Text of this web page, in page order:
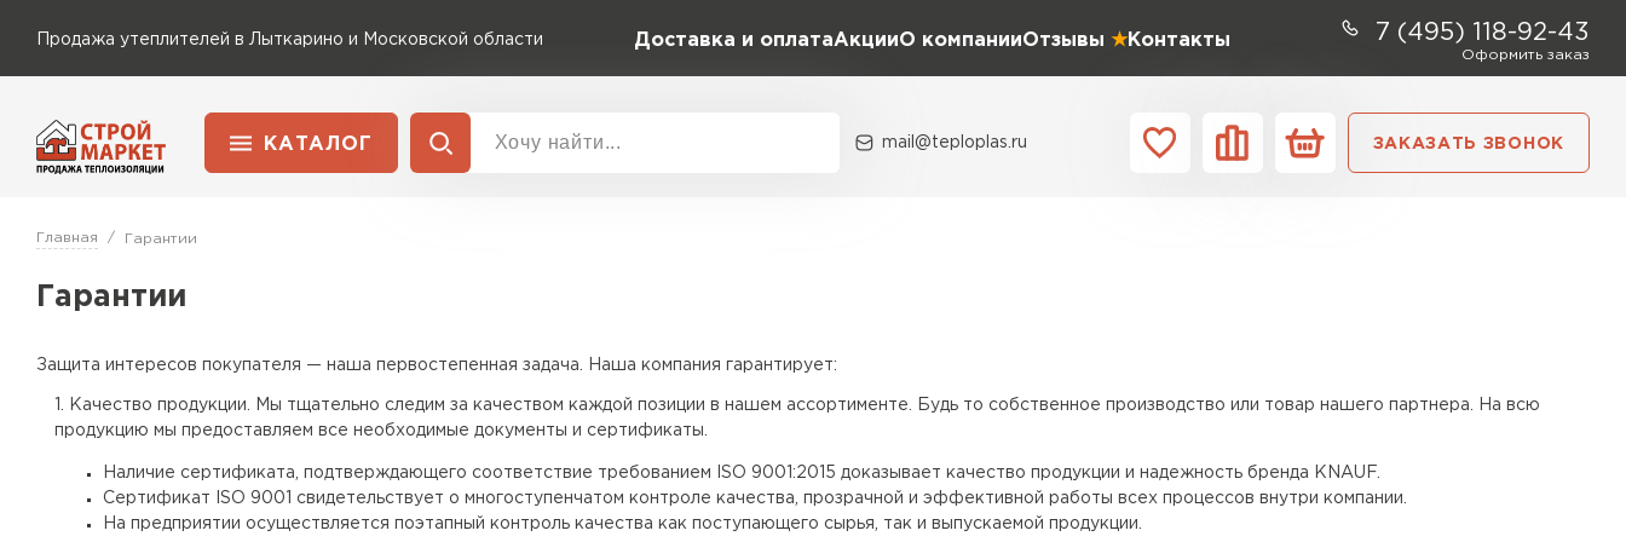
Продажа утеплителей в Лыткарино и Московской области Доставка и оплатаАкцииО компанииОтзывы Контакты 7 (495) 118-92-43
Оформить заказ
КАТАЛОГ mail@teploplas.ru ЗАКАЗАТЬ ЗВОНОК
Главная Гарантии
Гарантии
Защита интересов покупателя — наша первостепенная задача. Наша компания гарантирует:
Качество продукции. Мы тщательно следим за качеством каждой позиции в нашем ассортименте. Будь то собственное производство или товар нашего партнера. На всю
продукцию мы предоставляем все необходимые документы и сертификаты.
Наличие сертификата, подтверждающего соответствие требованием ISO 9001:2015 доказывает качество продукции и надежность бренда KNAUF.
Сертификат ISO 9001 свидетельствует о многоступенчатом контроле качества, прозрачной и эффективной работы всех процессов внутри компании.
На предприятии осуществляется поэтапный контроль качества как поступающего сырья, так и выпускаемой продукции.
Доставка и оплата Контакты
Перейти в каталог
ПЕРЕЙТИ
Утеплитель MasterPLEX
ПЕРЕЙТИ
Утеплитель Дирок
ПЕРЕЙТИ
Утеплитель Rockwool
Утеплитель Пеноплекс